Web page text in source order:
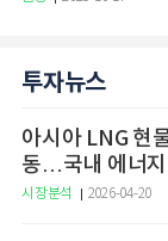
투자뉴스
아시아 LNG 현
동…국내 에너
시장분석 2026-04-20